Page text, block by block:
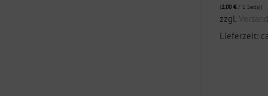
(2,00€/ 1 Set(s))
zzgl. Versand
Lieferzeit: